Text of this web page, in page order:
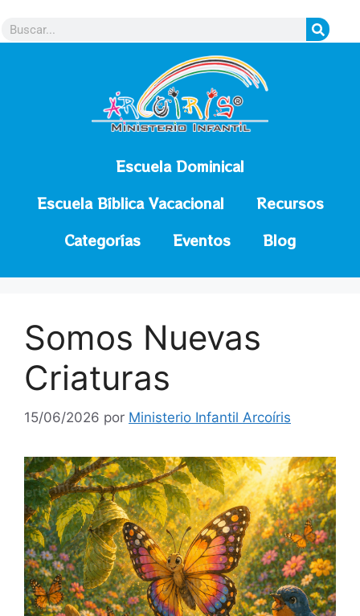
Escuela Dominical
Escuela Bíblica Vacacional
Recursos
Categorías
Eventos Blog
Somos Nuevas
Criaturas
15/06/2026 por Ministerio Infantil Arcoíris